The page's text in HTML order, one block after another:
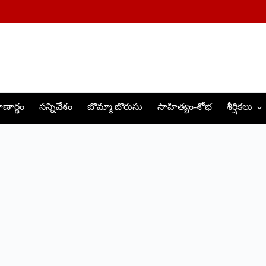
సన్నివేశం బొమ్మా బొరుసు సాహిత్యం-శోభ శీర్షికలు